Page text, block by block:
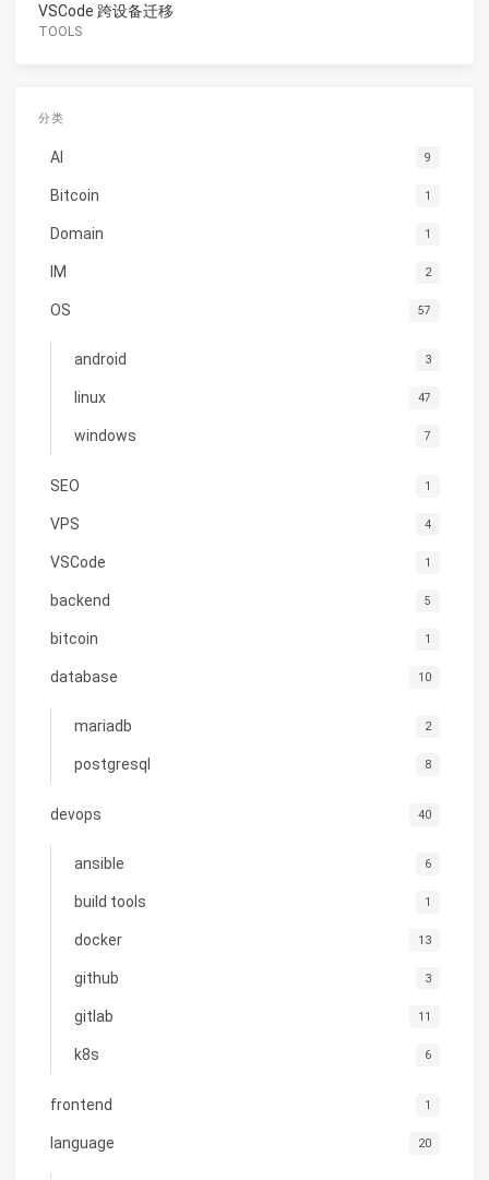
VSCode 跨设备迁移
TOOLS
分类
AI 9
Bitcoin 1
Domain 1
IM 2
OS 57
android 3
linux 47
windows 7
SEO 1
VPS 4
VSCode 1
backend 5
bitcoin 1
database 10
mariadb 2
postgresql 8
devops 40
ansible 6
build tools 1
docker 13
github 3
gitlab 11
k8s 6
frontend 1
language 20